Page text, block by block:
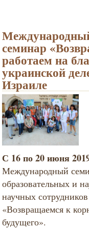
семинар
работаем на
украинской
Израиле
С 16 по 20 июня
Международный
образовательных и
научных
«Возвращаемся к
будущего».